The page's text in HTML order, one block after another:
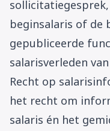
beginsalaris of de
gepubliceerde
salarisverleden
Recht op
het recht om
salaris én het